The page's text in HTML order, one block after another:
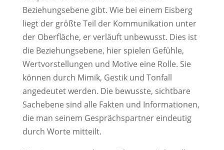
Beziehungsebene gibt. Wie bei einem Eisberg
liegt der größte Teil der Kommunikation unter
der Oberfläche, er verläuft unbewusst. Dies ist
die Beziehungsebene, hier spielen Gefühle,
Wertvorstellungen und Motive eine Rolle. Sie
können durch Mimik, Gestik und Tonfall
angedeutet werden. Die bewusste, sichtbare
Sachebene sind alle Fakten und Informationen,
die man seinem Gesprächspartner eindeutig
durch Worte mitteilt.